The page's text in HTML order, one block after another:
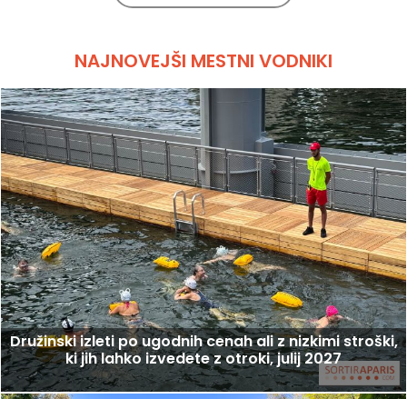
NAJNOVEJŠI MESTNI VODNIKI
Družinski izleti po ugodnih cenah ali z nizkimi stroški,
ki jih lahko izvedete z otroki, julij 2027